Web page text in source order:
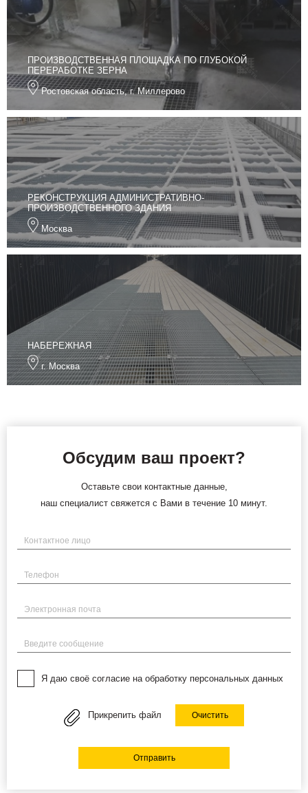
ПРОИЗВОДСТВЕННАЯ ПЛОЩАДКА ПО ГЛУБОКОЙ
ПЕРЕРАБОТКЕ ЗЕРНА
Ростовская область, г. Миллерово
РЕКОНСТРУКЦИЯ АДМИНИСТРАТИВНО-
ПРОИЗВОДСТВЕННОГО ЗДАНИЯ
Москва
НАБЕРЕЖНАЯ
г. Москва
Обсудим ваш проект?
Оставьте свои контактные данные,
наш специалист свяжется с Вами в течение 10 минут.
Имя
Телефон
Электронная почта
Введите сообщение
Я даю своё согласие на обработку персональных данных
Прикрепить файл Очистить
Отправить